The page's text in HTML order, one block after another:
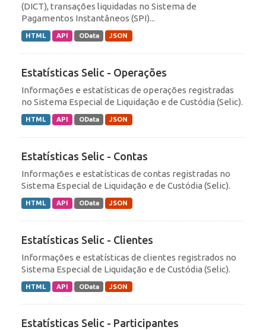
(DICT), transações liquidadas no Sistema de
Pagamentos Instantâneos (SPI)...
HTML API OData JSON
Estatísticas Selic - Operações
Informações e estatísticas de operações registradas
no Sistema Especial de Liquidação e de Custódia (Selic).
HTML API OData JSON
Estatísticas Selic - Contas
Informações e estatísticas de contas registradas no
Sistema Especial de Liquidação e de Custódia (Selic).
HTML API OData JSON
Estatísticas Selic - Clientes
Informações e estatísticas de clientes registrados no
Sistema Especial de Liquidação e de Custódia (Selic).
HTML API OData JSON
Estatísticas Selic - Participantes